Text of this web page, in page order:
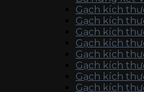
Gạch kích
Gạch kích
Gạch kích
Gạch kích
Gạch kích
Gạch kích
Gạch kích
Gạch kích